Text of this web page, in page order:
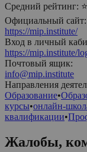
Средний рейтинг:
Официальный сайт:
https://mip.institute/
Вход в личный
https://mip.institute/
Почтовый ящик:
info@mip.institute
Направления
Образование•
курсы•онлайн-
квалификации•
Жалобы,